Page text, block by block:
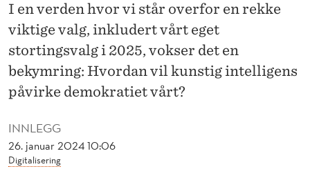
E
T
O
V
R
L
INNLEGG
26. januar 2024 10:06
Digitalisering
I en verden hvor vi står overfor en rekke
viktige valg, inkludert vårt eget
stortingsvalg i 2025, vokser det en
bekymring: Hvordan vil kunstig intelligens
påvirke demokratiet vårt?